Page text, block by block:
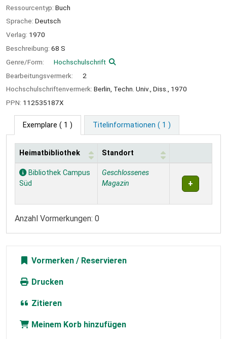
Ressourcentyp: Buch
Sprache: Deutsch
Verlag: 1970
Beschreibung: 68 S
Genre/Form:
Hochschulschrift
Bearbeitungsvermerk:
2
Hochschulschriftenvermerk: Berlin, Techn. Univ., Diss., 1970
PPN: 112535187X
Exemplare ( 1 ) Titelinformationen ( 1 )
Exemplare
Heimatbibliothek Standort
Bibliothek Campus
Süd
Geschlossenes
Magazin
Anzahl Vormerkungen: 0
Vormerken
Drucken
Zitieren
Meinem Korb hinzufügen